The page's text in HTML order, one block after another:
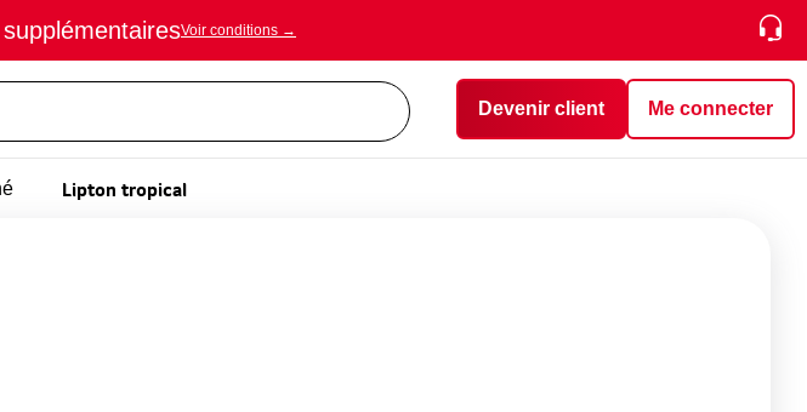
supplémentairesVoir conditions →
Devenir client Me connecter
Lipton tropical